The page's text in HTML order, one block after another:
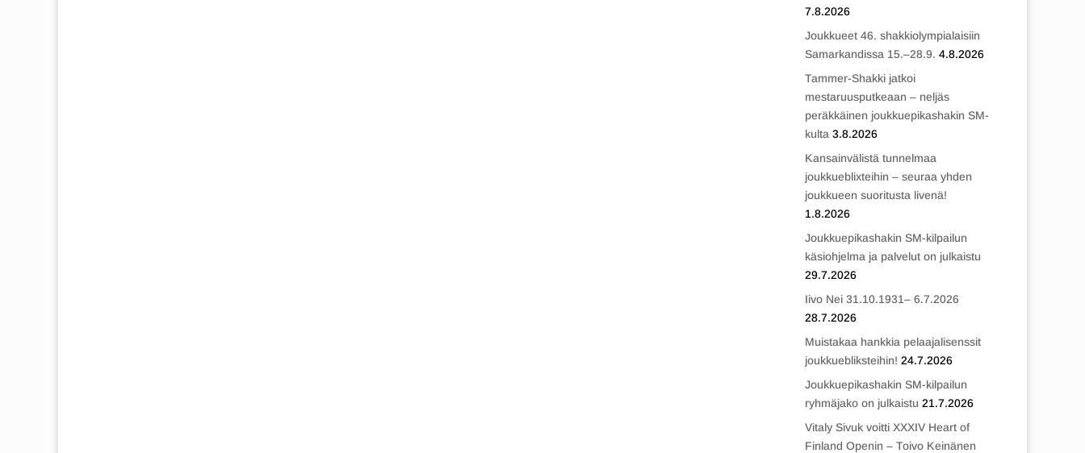
7.8.2026
Joukkueet 46. shakkiolympialaisiin
Samarkandissa 15.–28.9. 4.8.2026
Tammer-Shakki jatkoi
mestaruusputkeaan – neljäs
peräkkäinen joukkuepikashakin SM-
kulta 3.8.2026
Kansainvälistä tunnelmaa
joukkueblixteihin – seuraa yhden
joukkueen suoritusta livenä!
1.8.2026
Joukkuepikashakin SM-kilpailun
käsiohjelma ja palvelut on julkaistu
29.7.2026
Iivo Nei 31.10.1931– 6.7.2026
28.7.2026
Muistakaa hankkia pelaajalisenssit
joukkuebliksteihin! 24.7.2026
Joukkuepikashakin SM-kilpailun
ryhmäjako on julkaistu 21.7.2026
Vitaly Sivuk voitti XXXIV Heart of
Finland Openin – Toivo Keinänen